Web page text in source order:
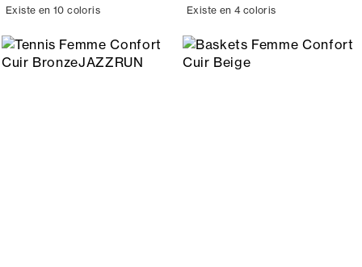
Existe en 10 coloris Existe en 4 coloris